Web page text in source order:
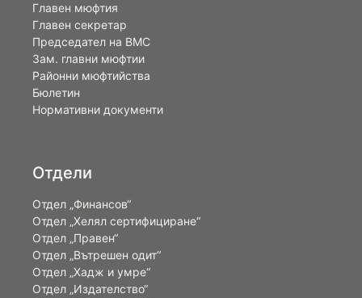
Главен мюфтия
Главен секретар
Председател на ВМС
Зам. главни мюфтии
Районни мюфтийства
Бюлетин
Нормативни документи
Отдели
Отдел „Финансов“
Отдел „Хелял сертифициране“
Отдел „Правен“
Отдел „Вътрешен одит“
Отдел „Хадж и умре“
Отдел „Издателство“